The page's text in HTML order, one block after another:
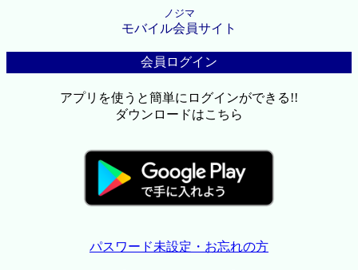
ノジマ
モバイル会員サイト
会員ログイン
アプリを使うと簡単にログインができる!!
ダウンロードはこちら
パスワード未設定・お忘れの方